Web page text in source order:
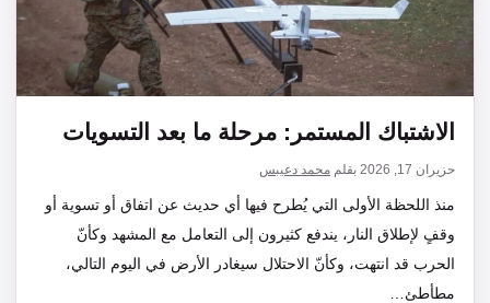
الاشتباك المستمر: مرحلة ما بعد التسويات
حزيران 17, 2026 بقلم محمد دعيبس
منذ اللحظة الأولى التي يُطرح فيها أي حديث عن اتفاق أو تسوية أو
وقفٍ لإطلاق النار، يندفع كثيرون إلى التعامل مع المشهد وكأنّ
الحرب قد انتهت، وكأنّ الاحتلال سيغادر الأرض في اليوم التالي،
مطأطئ…